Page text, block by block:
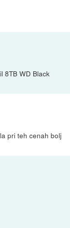
8TB WD Black
pri teh cenah bolj